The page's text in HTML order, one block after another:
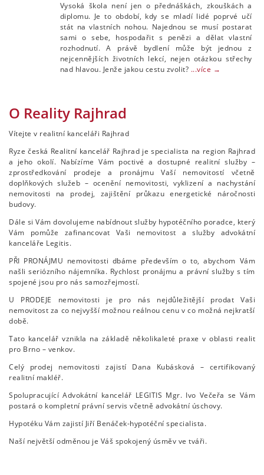
Vysoká škola není jen o přednáškách, zkouškách a
diplomu. Je to období, kdy se mladí lidé poprvé učí
stát na vlastních nohou. Najednou se musí postarat
sami o sebe, hospodařit s penězi a dělat vlastní
rozhodnutí. A právě bydlení může být jednou z
nejcennějších životních lekcí, nejen otázkou střechy
nad hlavou. Jenže jakou cestu zvolit? ...více →
O Reality Rajhrad
Vítejte v realitní kanceláři Rajhrad
Ryze česká Realitní kancelář Rajhrad je specialista na region Rajhrad
a jeho okolí. Nabízíme Vám poctivé a dostupné realitní služby –
zprostředkování prodeje a pronájmu Vaší nemovitostí včetně
doplňkových služeb – ocenění nemovitosti, vyklizení a nachystání
nemovitosti na prodej, zajištění průkazu energetické náročnosti
budovy.
Dále si Vám dovolujeme nabídnout služby hypotéčního poradce, který
Vám pomůže zafinancovat Vaši nemovitost a služby advokátní
kanceláře Legitis.
PŘI PRONÁJMU nemovitosti dbáme především o to, abychom Vám
našli seriózního nájemníka. Rychlost pronájmu a právní služby s tím
spojené jsou pro nás samozřejmostí.
U PRODEJE nemovitosti je pro nás nejdůležitější prodat Vaši
nemovitost za co nejvyšší možnou reálnou cenu v co možná nejkratší
době.
Tato kancelář vznikla na základě několikaleté praxe v oblasti realit
pro Brno – venkov.
Celý prodej nemovitosti zajistí Dana Kubásková – certifikovaný
realitní makléř.
Spolupracující Advokátní kancelář LEGITIS Mgr. Ivo Večeřa se Vám
postará o kompletní právní servis včetně advokátní úschovy.
Hypotéku Vám zajistí Jiří Benáček-hypotéční specialista.
Naší největší odměnou je Váš spokojený úsměv ve tváři.